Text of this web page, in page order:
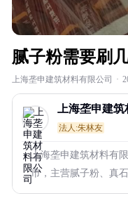
腻子粉需要刷
上海垄申建筑材料有限公司 ·
上海垄申建
法人:朱林友
上海垄申建筑材料有
市，主营腻子粉、真